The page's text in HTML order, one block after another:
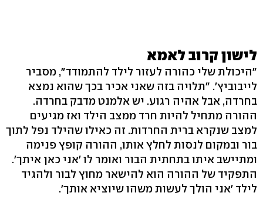
לישון קרוב לאמא
"היכולת שלי כהורה לעזור לילד להתמודד", מסביר
לייבוביץ'. "תלויה בזה שאני אכיר בכך שהוא נמצא
בחרדה, אבל אהיה רגוע. יש אלמנט מדבק בחרדה.
ההורה מתחיל להיות חרד ממצב הילד ואז מגיעים
למצב שנקרא ברית החרדות. זה כאילו שהילד נפל לתוך
בור ובמקום לנסות לחלץ אותו, ההורה קופץ פנימה
ומתיישב איתו בתחתית הבור ואומר לו 'אני כאן איתך'.
התפקיד של ההורה הוא להישאר מחוץ לבור ולהגיד
לילד 'אני הולך לעשות משהו שיוציא אותך'.